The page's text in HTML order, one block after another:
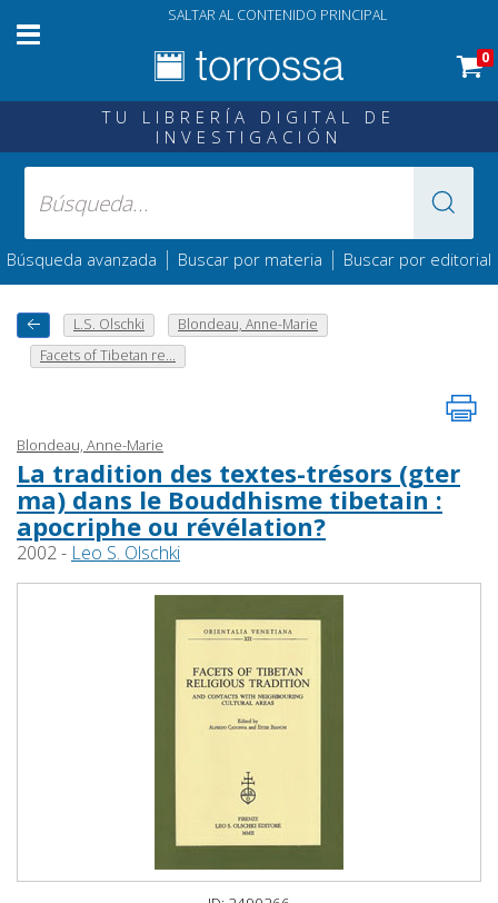
SALTAR AL CONTENIDO PRINCIPAL
0
TU LIBRERÍA DIGITAL DE
INVESTIGACIÓN
Búsqueda avanzada | Buscar por materia | Buscar por editorial
L.S. Olschki
Blondeau, Anne-Marie
Facets of Tibetan re...
Blondeau, Anne-Marie
La tradition des textes-trésors (gter
ma) dans le Bouddhisme tibetain :
apocriphe ou révélation?
2002 - Leo S. Olschki